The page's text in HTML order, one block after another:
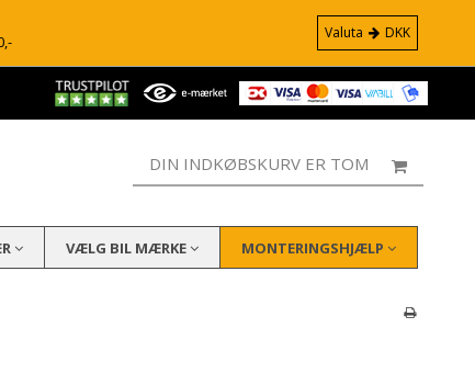
Valuta DKK
DIN INDKØBSKURV ER TOM
VÆLG BIL MÆRKE MONTERINGSHJÆLP